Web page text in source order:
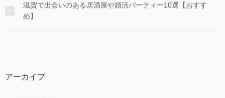
滋賀で出会いのある居酒屋や婚活パーティー10選【おすす
め】
アーカイブ